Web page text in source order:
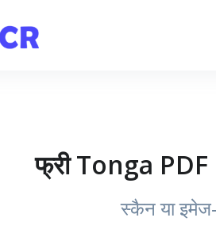
फ्री Tonga
स्कैन या